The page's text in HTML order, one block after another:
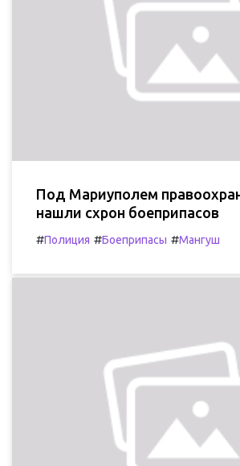
Под Мариуполем
нашли схрон боеприпасов
#Полиция #Боеприпасы #Мангуш